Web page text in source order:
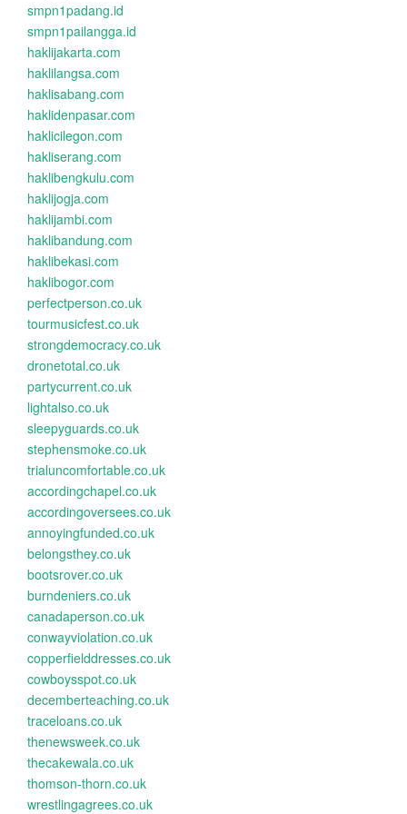
smpn1padang.id
smpn1pailangga.id
haklijakarta.com
haklilangsa.com
haklisabang.com
haklidenpasar.com
haklicilegon.com
hakliserang.com
haklibengkulu.com
haklijogja.com
haklijambi.com
haklibandung.com
haklibekasi.com
haklibogor.com
perfectperson.co.uk
tourmusicfest.co.uk
strongdemocracy.co.uk
dronetotal.co.uk
partycurrent.co.uk
lightalso.co.uk
sleepyguards.co.uk
stephensmoke.co.uk
trialuncomfortable.co.uk
accordingchapel.co.uk
accordingoversees.co.uk
annoyingfunded.co.uk
belongsthey.co.uk
bootsrover.co.uk
burndeniers.co.uk
canadaperson.co.uk
conwayviolation.co.uk
copperfielddresses.co.uk
cowboysspot.co.uk
decemberteaching.co.uk
traceloans.co.uk
thenewsweek.co.uk
thecakewala.co.uk
thomson-thorn.co.uk
wrestlingagrees.co.uk